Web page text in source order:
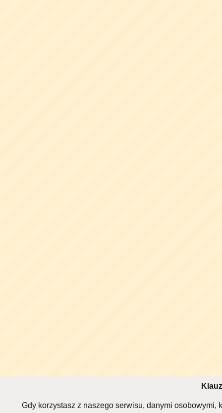
Gdy korzystasz z naszego serwisu, danymi osobowymi,